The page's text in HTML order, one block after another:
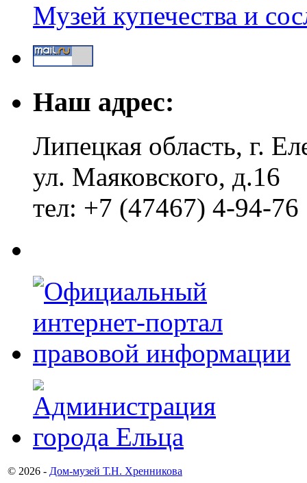
Музей купечества и
Наш адрес:
Липецкая область, г.
ул. Маяковского, д.16
тел: +7 (47467) 4-94-76
© 2026 - Дом-музей Т.Н. Хренникова